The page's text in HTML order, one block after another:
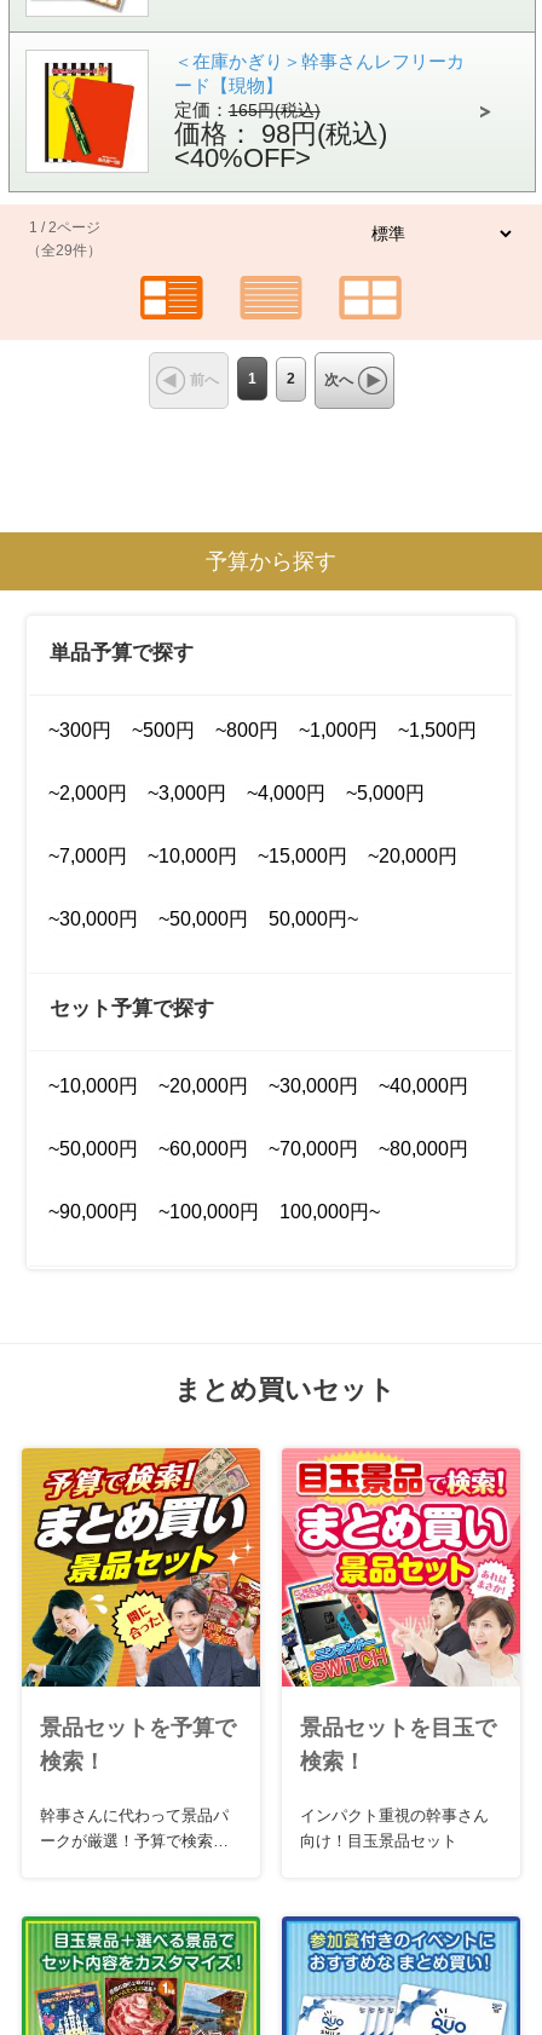
＜在庫かぎり＞幹事さんレフリーカ
ード【現物】
定価：165円(税込)
価格： 98円(税込)
<40%OFF>
1 / 2ページ
（全29件）
前へ 1 2 次へ
予算から探す
単品予算で探す
~300円 ~500円 ~800円 ~1,000円 ~1,500円
~2,000円 ~3,000円 ~4,000円 ~5,000円
~7,000円 ~10,000円 ~15,000円 ~20,000円
~30,000円 ~50,000円 50,000円~
セット予算で探す
~10,000円 ~20,000円 ~30,000円 ~40,000円
~50,000円 ~60,000円 ~70,000円 ~80,000円
~90,000円 ~100,000円 100,000円~
まとめ買いセット
景品セットを予算で
検索！
幹事さんに代わって景品パ
ークが厳選！予算で検索お
景品セットを目玉で
検索！
インパクト重視の幹事さん
向け！目玉景品セット